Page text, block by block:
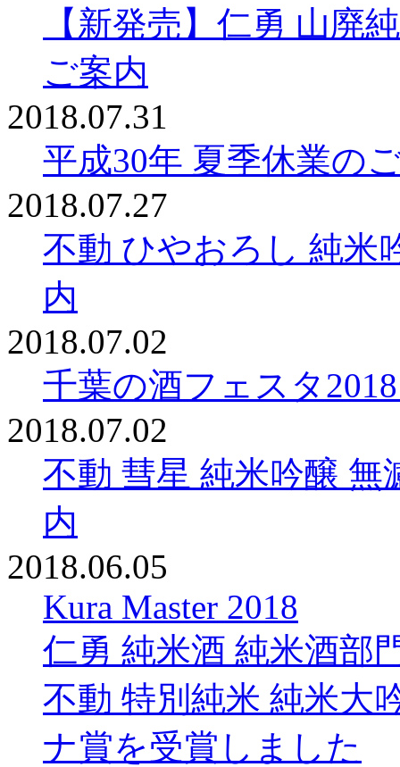
【新発売】仁勇 山廃
ご案内
2018.07.31
平成30年 夏季休業の
2018.07.27
不動 ひやおろし 純米
内
2018.07.02
千葉の酒フェスタ
2018.07.02
不動 彗星 純米吟醸 無
内
2018.06.05
Kura Master 2018
仁勇 純米酒 純米酒部
不動 特別純米 純米大
ナ賞を受賞しました